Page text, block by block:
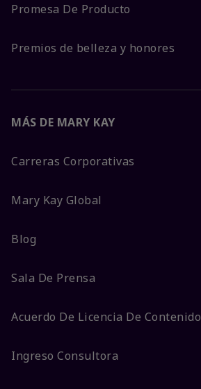
Promesa De Producto
Premios de belleza y honores
MÁS DE MARY KAY
Carreras Corporativas
Mary Kay Global
Blog
Sala De Prensa
Acuerdo De Licencia De Contenido
Ingreso Consultora